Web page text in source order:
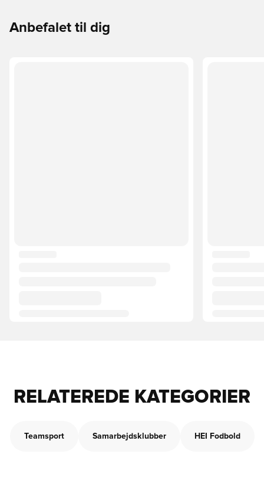
Anbefalet til dig
RELATEREDE KATEGORIER
Teamsport Samarbejdsklubber HEI Fodbold